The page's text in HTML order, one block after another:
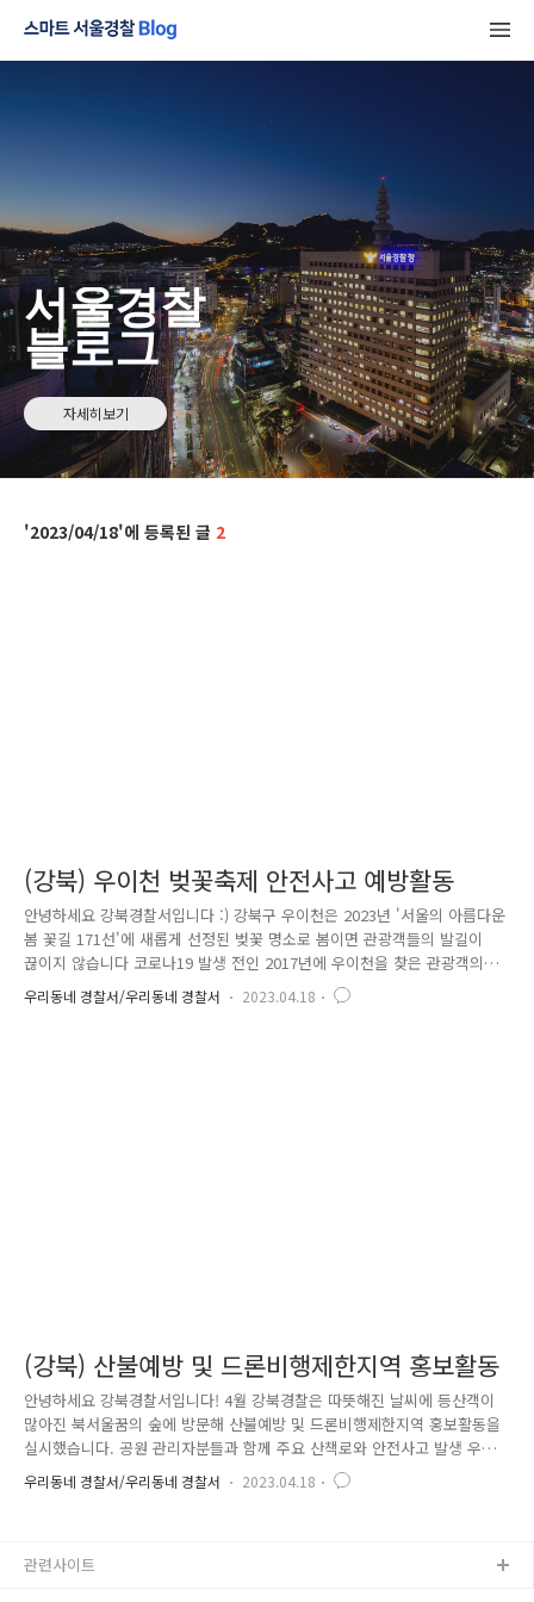
서울경찰
블로그
자세히보기
2023/04/18 2
(강북) 우이천 벚꽃축제 안전사고 예방활동
안녕하세요 강북경찰서입니다 :) 강북구 우이천은 2023년 '서울의 아름다운
봄 꽃길 171선'에 새롭게 선정된 벚꽃 명소로 봄이면 관광객들의 발길이
끊이지 않습니다 코로나19 발생 전인 2017년에 우이천을 찾은 관광객의
수는 22만 명으로 올해도 많은 분들이 방문할 것으로 예상되는데요 특히 4
월 벚꽃축제기간은 1년 중 관광객이 가장 많은 시기로 시민 여러분의 안전
우리동네 경찰서/우리동네 경찰서 2023.04.18
(강북) 산불예방 및 드론비행제한지역 홍보활동
안녕하세요 강북경찰서입니다! 4월 강북경찰은 따뜻해진 날씨에 등산객이
많아진 북서울꿈의 숲에 방문해 산불예방 및 드론비행제한지역 홍보활동을
실시했습니다. 공원 관리자분들과 함께 주요 산책로와 안전사고 발생 우려
지역의 시설물을 점검하였습니다. 또한 산책로와 인근 아파트를 순찰하며
홍보 전단지 및 물품을 배부하고 산불발생 시 대처요령 등을 전파했습니다
여러분의 안전을 위해 더 힘쓰겠습니다 활짝 핀 꽃처럼 행복이 피어나는 4
우리동네 경찰서/우리동네 경찰서 2023.04.18
관련사이트